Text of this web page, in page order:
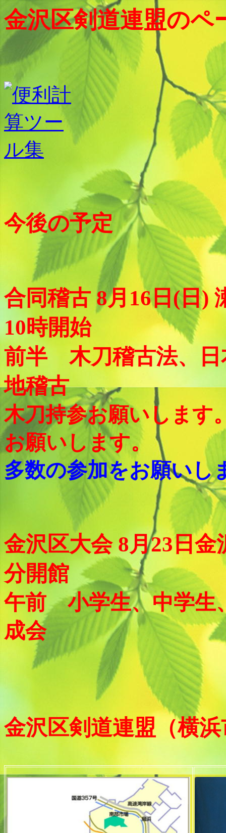
金沢区剣道連盟のペ
今後の予定
合同稽古 8月16日(日)
10時開始
前半 木刀稽古法、
地稽古
木刀持参お願いします
お願いします。
多数の参加をお願いし
金沢区大会 8月23日
分開館
午前 小学生、中学生
成会
金沢区剣道連盟（横